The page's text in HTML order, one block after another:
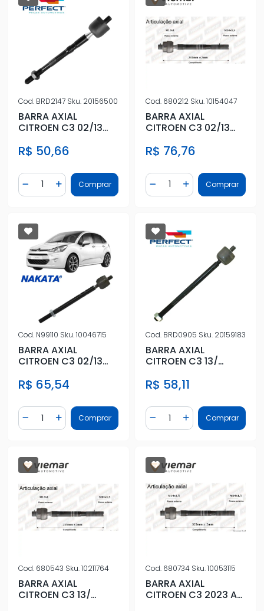
Cod. BRD2147 Sku. 20156500
BARRA AXIAL
CITROEN C3 02/13
R$ 50,66
Diminuir Quantidade
Quantidade
Adicionar Quantidade
Comprar
Cod. 680212 Sku.10154047
BARRA AXIAL
CITROEN C3 02/13
R$ 76,76
Diminuir Quantidade
Quantidade
AdicionarComprar
Cod. N99110 Sku.10046715
BARRA AXIAL
CITROEN C3 02/13
R$ 65,54
Diminuir Quantidade
Quantidade
Adicionar Quantidade
Comprar
Cod. BRD0905 Sku. 20159183
BARRA AXIAL
CITROEN C3 13/
MACHO
R$ 58,11
Diminuir Quantidade
Quantidade
AdicionarComprar
Cod. 680543 Sku.10211764
BARRA AXIAL
CITROEN C3 13/
Cod. 680734 Sku.10053115
BARRA AXIAL
CITROEN C3 2023 A